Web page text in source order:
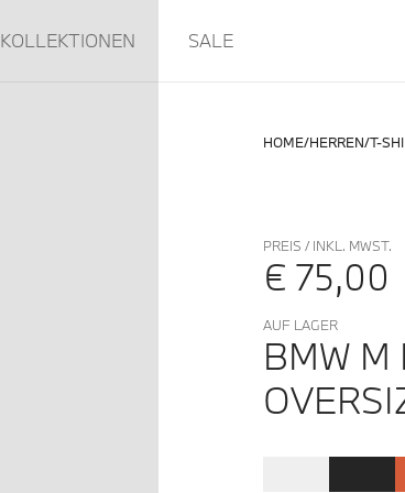
KOLLEKTIONEN SALE
HOME HERREN T-
PREIS / INKL. MWST.
€ 75,00
AUF LAGER
BMW M